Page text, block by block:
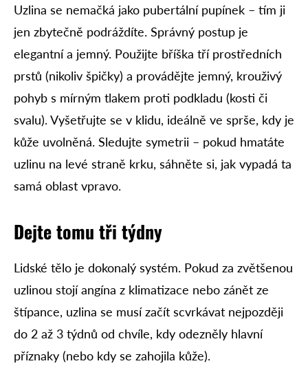
Uzlina se nemačká jako pubertální pupínek – tím ji
jen zbytečně podráždíte. Správný postup je
elegantní a jemný. Použijte bříška tří prostředních
prstů (nikoliv špičky) a provádějte jemný, krouživý
pohyb s mírným tlakem proti podkladu (kosti či
svalu). Vyšetřujte se v klidu, ideálně ve sprše, kdy je
kůže uvolněná. Sledujte symetrii – pokud hmatáte
uzlinu na levé straně krku, sáhněte si, jak vypadá ta
samá oblast vpravo.
Dejte tomu tři týdny
Lidské tělo je dokonalý systém. Pokud za zvětšenou
uzlinou stojí angína z klimatizace nebo zánět ze
štípance, uzlina se musí začít scvrkávat nejpozději
do 2 až 3 týdnů od chvíle, kdy odezněly hlavní
příznaky (nebo kdy se zahojila kůže).